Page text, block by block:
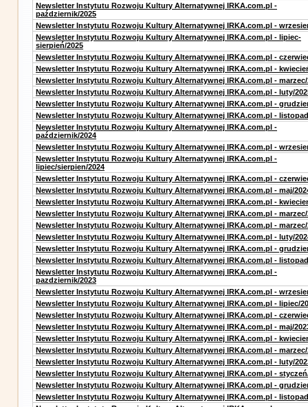
Newsletter Instytutu Rozwoju Kultury Alternatywnej IRKA.com.pl -
październik/2025
Newsletter Instytutu Rozwoju Kultury Alternatywnej IRKA.com.pl -
Newsletter Instytutu Rozwoju Kultury Alternatywnej IRKA.com.pl - lipiec-
sierpień/2025
Newsletter Instytutu Rozwoju Kultury Alternatywnej IRKA.com.pl -
Newsletter Instytutu Rozwoju Kultury Alternatywnej IRKA.com.pl -
Newsletter Instytutu Rozwoju Kultury Alternatywnej IRKA.com.pl - marzec/
Newsletter Instytutu Rozwoju Kultury Alternatywnej IRKA.com.pl - luty/
Newsletter Instytutu Rozwoju Kultury Alternatywnej IRKA.com.pl -
Newsletter Instytutu Rozwoju Kultury Alternatywnej IRKA.com.pl -
Newsletter Instytutu Rozwoju Kultury Alternatywnej IRKA.com.pl -
październik/2024
Newsletter Instytutu Rozwoju Kultury Alternatywnej IRKA.com.pl -
Newsletter Instytutu Rozwoju Kultury Alternatywnej IRKA.com.pl -
lipiec/sierpien/2024
Newsletter Instytutu Rozwoju Kultury Alternatywnej IRKA.com.pl -
Newsletter Instytutu Rozwoju Kultury Alternatywnej IRKA.com.pl - maj/
Newsletter Instytutu Rozwoju Kultury Alternatywnej IRKA.com.pl -
Newsletter Instytutu Rozwoju Kultury Alternatywnej IRKA.com.pl - marzec/
Newsletter Instytutu Rozwoju Kultury Alternatywnej IRKA.com.pl - marzec/
Newsletter Instytutu Rozwoju Kultury Alternatywnej IRKA.com.pl - luty/
Newsletter Instytutu Rozwoju Kultury Alternatywnej IRKA.com.pl -
Newsletter Instytutu Rozwoju Kultury Alternatywnej IRKA.com.pl -
Newsletter Instytutu Rozwoju Kultury Alternatywnej IRKA.com.pl -
pazdziernik/2023
Newsletter Instytutu Rozwoju Kultury Alternatywnej IRKA.com.pl -
Newsletter Instytutu Rozwoju Kultury Alternatywnej IRKA.com.pl - lipiec/
Newsletter Instytutu Rozwoju Kultury Alternatywnej IRKA.com.pl -
Newsletter Instytutu Rozwoju Kultury Alternatywnej IRKA.com.pl - maj/
Newsletter Instytutu Rozwoju Kultury Alternatywnej IRKA.com.pl -
Newsletter Instytutu Rozwoju Kultury Alternatywnej IRKA.com.pl - marzec/
Newsletter Instytutu Rozwoju Kultury Alternatywnej IRKA.com.pl - luty/
Newsletter Instytutu Rozwoju Kultury Alternatywnej IRKA.com.pl -
Newsletter Instytutu Rozwoju Kultury Alternatywnej IRKA.com.pl -
Newsletter Instytutu Rozwoju Kultury Alternatywnej IRKA.com.pl -